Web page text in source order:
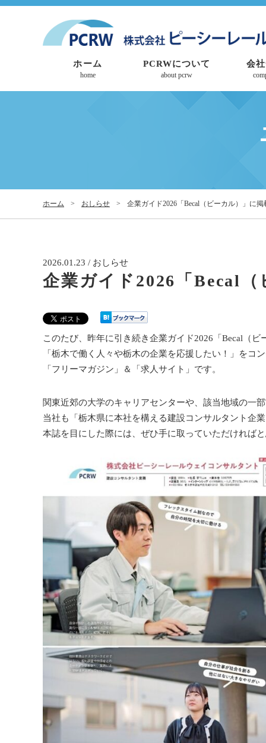
ホーム
home
PCRWについて
about pcrw
会
ホーム > おしらせ > 企業ガイド2026「Becal（ビーカル）」に
2026.01.23 / おしらせ
企業ガイド2026「Becal
このたび、昨年に引き続き企業ガイド2026「Becal（ビ
「栃木で働く人々や栃木の企業を応援したい！」をコ
「フリーマガジン」＆「求人サイト」です。
関東近郊の大学のキャリアセンターや、該当地域の一
当社も「栃木県に本社を構える建設コンサルタント企
本誌を目にした際には、ぜひ手に取っていただければと